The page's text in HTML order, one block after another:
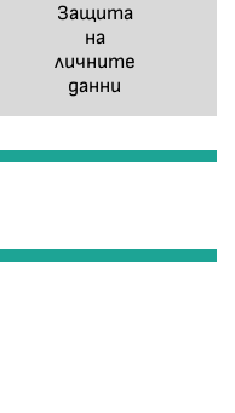
Защита
на
личните
данни